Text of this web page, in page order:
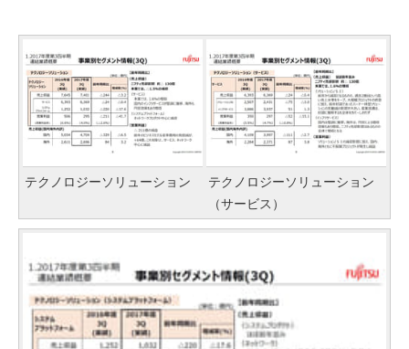
テクノロジーソリューション
テクノロジーソリューション
（サービス）